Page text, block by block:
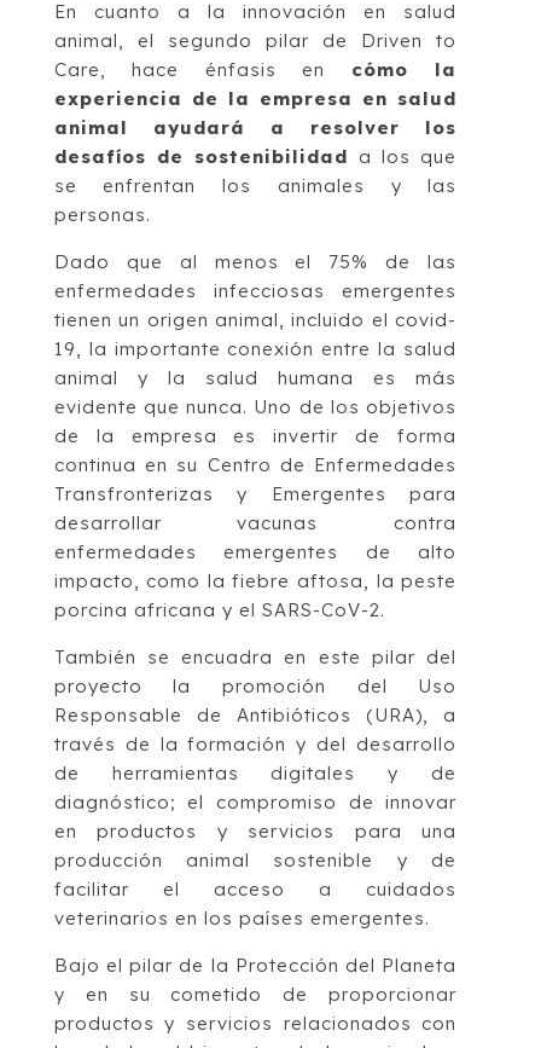
En cuanto a la innovación en salud
animal, el segundo pilar de Driven to
Care, hace énfasis en cómo la
experiencia de la empresa en salud
animal ayudará a resolver los
desafíos de sostenibilidad a los que
se enfrentan los animales y las
personas.
Dado que al menos el 75% de las
enfermedades infecciosas emergentes
tienen un origen animal, incluido el covid-
19, la importante conexión entre la salud
animal y la salud humana es más
evidente que nunca. Uno de los objetivos
de la empresa es invertir de forma
continua en su Centro de Enfermedades
Transfronterizas y Emergentes para
desarrollar vacunas contra
enfermedades emergentes de alto
impacto, como la fiebre aftosa, la peste
porcina africana y el SARS-CoV-2.
También se encuadra en este pilar del
proyecto la promoción del Uso
Responsable de Antibióticos (URA), a
través de la formación y del desarrollo
de herramientas digitales y de
diagnóstico; el compromiso de innovar
en productos y servicios para una
producción animal sostenible y de
facilitar el acceso a cuidados
veterinarios en los países emergentes.
Bajo el pilar de la Protección del Planeta
y en su cometido de proporcionar
productos y servicios relacionados con